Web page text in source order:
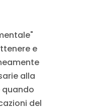
e
alla
quando
del